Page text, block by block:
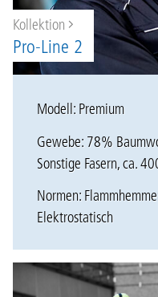
Kollektion
Pro-Line 2
Modell: Premium
Gewebe: 78%
Sonstige Fasern, ca.
Normen:
Elektrostatisch